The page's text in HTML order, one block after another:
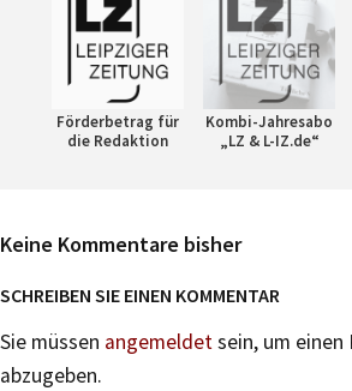
Förderbetrag für
die Redaktion
Kombi-Jahresabo
„LZ & L-IZ.de“
Keine Kommentare bisher
SCHREIBEN SIE EINEN KOMMENTAR
Sie müssen angemeldetsein, um
abzugeben.